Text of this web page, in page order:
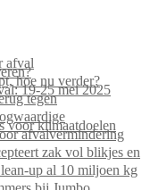
afval
hoe nu verder?
19-25 mei 2025
tegen
voor klimaatdoelen
afvalvermindering
zak vol blikjes en
up al 10 miljoen kg